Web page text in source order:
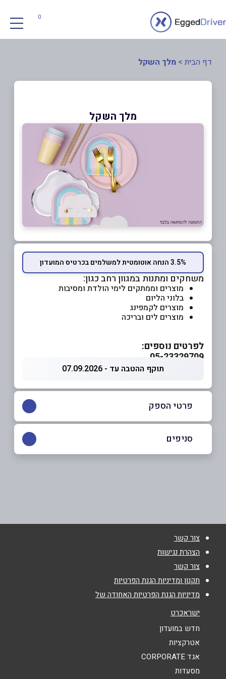
0
דף הבית > מלך השקל
מלך השקל
3.5% הנחה אוטומטית למשלמים בכרטיס המועדון
משחקים ומתנות במגוון רחב כגון:
מוצרים וממתקים לימי הולדת ומסיבות
בלוני הליום
מוצרים לקמפינג
מוצרים לים ובריכה
לפרטים נוספים:
05-23329709
תוקף ההטבה עד - 07.09.2026
פרטי הספק
נושא*
אנא חזרו אלי בקשר ל...
סניפים
צור קשר
הצהרת נגישות
צור קשר
תקנון ומדיניות הגנת הפרטיות
מדיניות הגנת הפרטיות האחודה של
ישראכרט
חדש במועדון
אטרקציות
אגד CORPORATE
מסעדות